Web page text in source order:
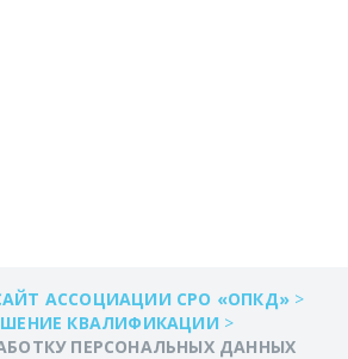
АССОЦИАЦИИ СРО «ОПКД» >
КВАЛИФИКАЦИИ >
ПЕРСОНАЛЬНЫХ ДАННЫХ